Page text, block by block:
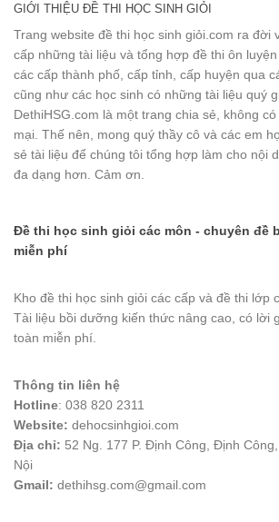
GIỚI THIỆU ĐỀ THI HỌC SINH GIỎI
Trang website đề thi học sinh giỏi.com ra đời
cấp những tài liệu và tổng hợp đề thi ôn
các cấp thành phố, cấp tỉnh, cấp huyện qua
cũng như các học sinh có những tài liệu quý
DethiHSG.com là một trang chia sẻ, không
mại. Thế nên, mong quý thầy cô và các em
sẻ tài liệu để chúng tôi tổng hợp làm cho nội
đa dạng hơn. Cảm ơn.
Đề thi học sinh giỏi các môn - chuyên đề
miễn phí
Kho đề thi học sinh giỏi các cấp và đề thi lớp
Tài liệu bồi dưỡng kiến thức nâng cao, có lời
toàn miễn phí.
Thông tin liên hệ
Hotline: 038 820 2311
Website: dehocsinhgioi.com
Địa chỉ: 52 Ng. 177 P. Định Công, Định
Nội
Gmail: dethihsg.com@gmail.com